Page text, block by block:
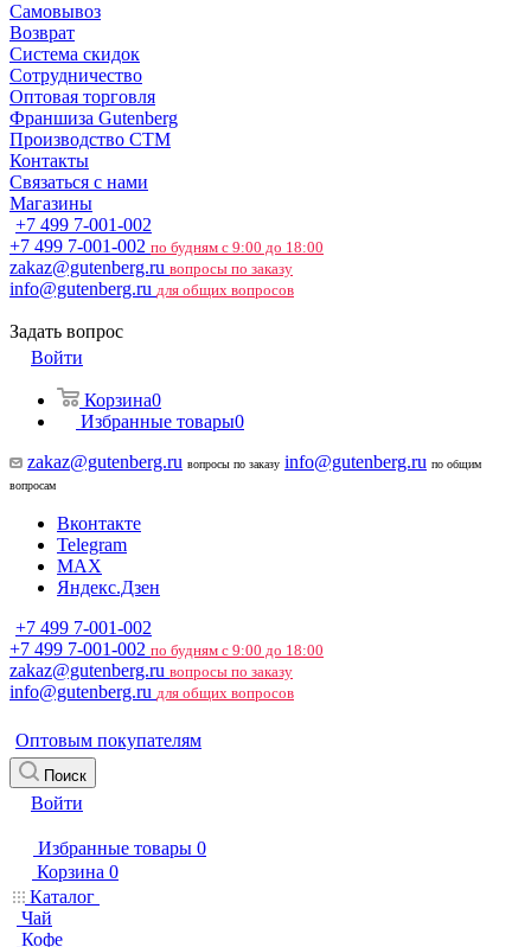
Самовывоз
Возврат
Система скидок
Сотрудничество
Оптовая торговля
Франшиза Gutenberg
Производство СТМ
Контакты
Связаться с нами
Магазины
+7 499 7-001-002
+7 499 7-001-002 по будням с 9:00 до 18:00
zakaz@gutenberg.ru вопросы по заказу
info@gutenberg.ru для общих вопросов
Задать вопрос
Войти
Корзина0
Избранные товары0
zakaz@gutenberg.ru вопросы по заказу info@gutenberg.ru по общим
вопросам
Вконтакте
Telegram
MAX
Яндекс.Дзен
+7 499 7-001-002
+7 499 7-001-002 по будням с 9:00 до 18:00
zakaz@gutenberg.ru вопросы по заказу
info@gutenberg.ru для общих вопросов
Оптовым покупателям
Поиск
Войти
Избранные товары 0
Корзина 0
Каталог
Чай
Кофе